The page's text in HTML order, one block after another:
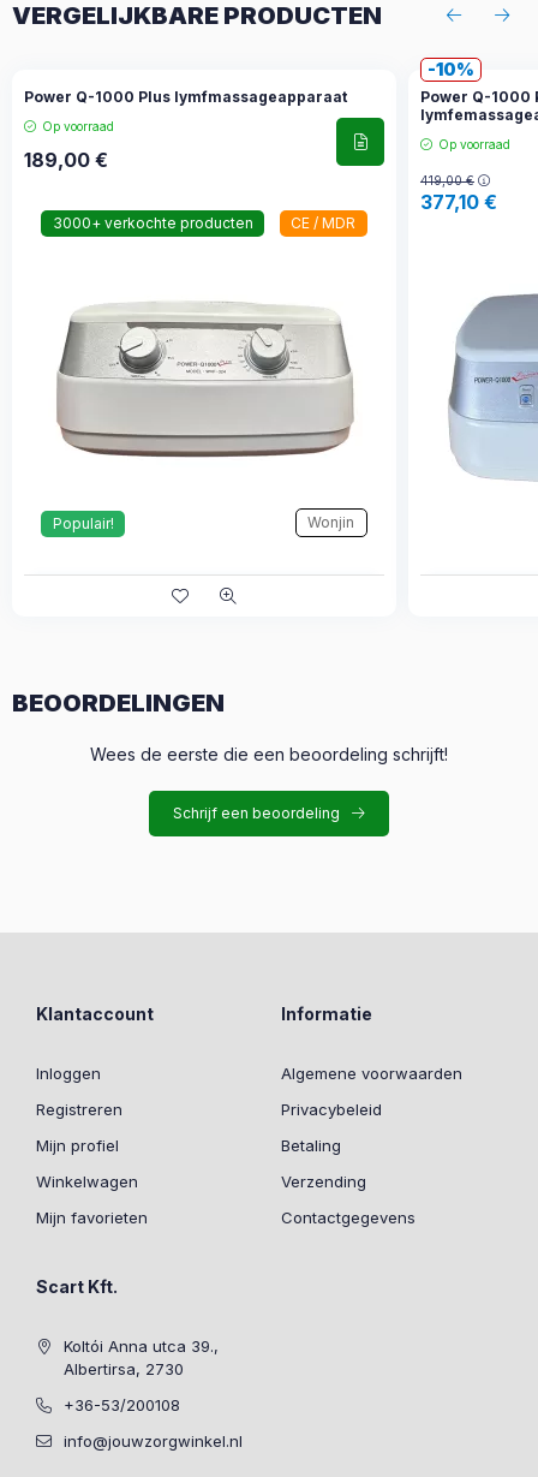
VERGELIJKBARE PRODUCTEN
Power Q-1000 Plus lymfmassageapparaat
Op voorraad
189,00 €
3000+ verkochte producten CE / MDR
Populair! Wonjin
10
Power Q-1000
Op voorraad
419,00€
377,10€
BEOORDELINGEN
Wees de eerste die een beoordeling schrijft!
Schrijf een beoordeling
Klantaccount
Inloggen
Registreren
Mijn profiel
Winkelwagen
Mijn favorieten
Informatie
Algemene voorwaarden
Privacybeleid
Betaling
Verzending
Contactgegevens
Scart Kft.
Koltói Anna utca 39.,
Albertirsa, 2730
+36-53/200108
info@jouwzorgwinkel.nl